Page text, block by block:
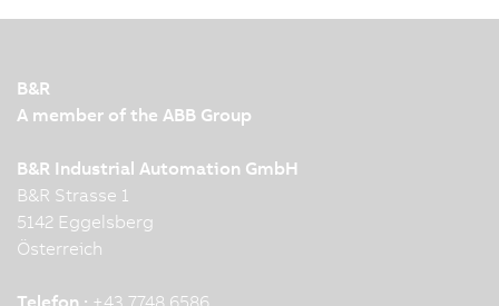
B&R
A member of the ABB Group
B&R Industrial Automation GmbH
B&R Strasse 1
5142 Eggelsberg
Österreich
Telefon : +43 7748 6586